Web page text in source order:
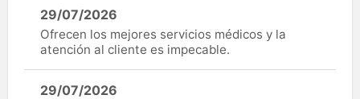
29/07/2026
Ofrecen los mejores servicios médicos y la
atención al cliente es impecable.
29/07/2026